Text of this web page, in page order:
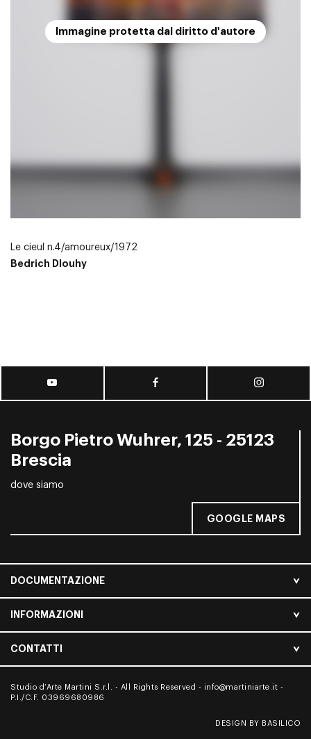
Immagine protetta dal diritto d'autore
Le cieul n.4/amoureux/1972
Bedrich Dlouhy
Borgo Pietro Wuhrer, 125 - 25123
Brescia
dove siamo
GOOGLE MAPS
DOCUMENTAZIONE
INFORMAZIONI
CONTATTI
Studio d’Arte Martini S.r.l. - All Rights Reserved - info@martiniarte.it -
P.I./C.F. 03969680986
DESIGN BY BASILICO